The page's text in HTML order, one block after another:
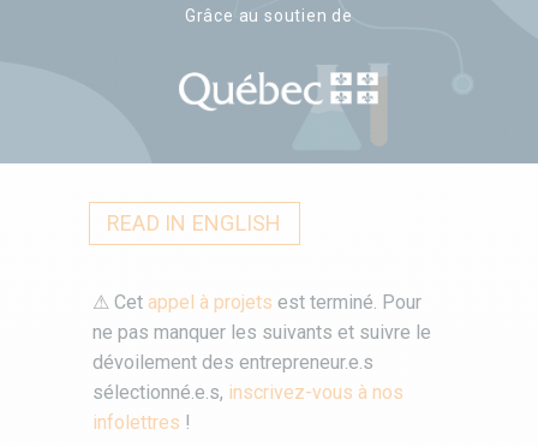
Grâce au soutien de
READ IN ENGLISH
⚠ Cet appel à projets est terminé. Pour
ne pas manquer les suivants et suivre le
dévoilement des entrepreneur.e.s
sélectionné.e.s, inscrivez-vous à nos
infolettres !